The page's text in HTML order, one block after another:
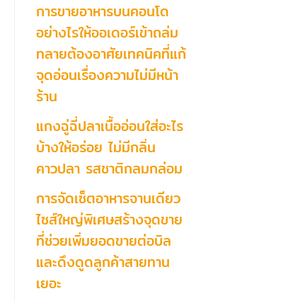
การขายอาหารบนคอนโด
อย่างไรให้ออเดอร์เข้าถล่ม
ทลายต้องอาศัยเทคนิคที่แก้
จุดอ่อนเรื่องความไม่มีหน้า
ร้าน
แกงฉู่ฉี่ปลาเนื้ออ่อนใส่อะไร
บ้างให้อร่อย ไม่มีกลิ่น
คาวปลา รสชาติกลมกล่อม
การจัดเซ็ตอาหารจานเดียว
ไซส์ใหญ่พิเศษสร้างจุดขาย
ที่ช่วยเพิ่มยอดขายต่อบิล
และดึงดูดลูกค้าสายทาน
เยอะ